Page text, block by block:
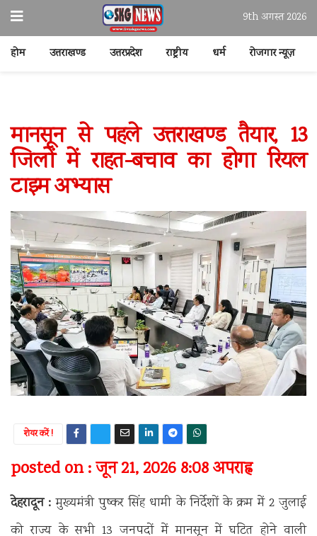
9th अगस्त 2026
होम उत्तराखण्ड उत्तरप्रदेश राष्ट्रीय धर्म रोजगार न्यूज़
मानसून से पहले उत्तराखण्ड तैयार, 13
जिलों में राहत-बचाव का होगा रियल
टाइम अभ्यास
शेयर करें !
posted on : जून 21, 2026 8:08 अपराह्न
देहरादून : मुख्यमंत्री पुष्कर सिंह धामी के निर्देशों के क्रम में 2 जुलाई
को राज्य के सभी 13 जनपदों में मानसून में घटित होने वाली